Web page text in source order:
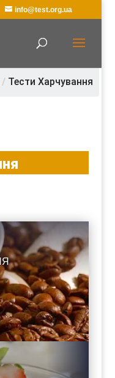
info@test.org.ua
/ Тести Харчування